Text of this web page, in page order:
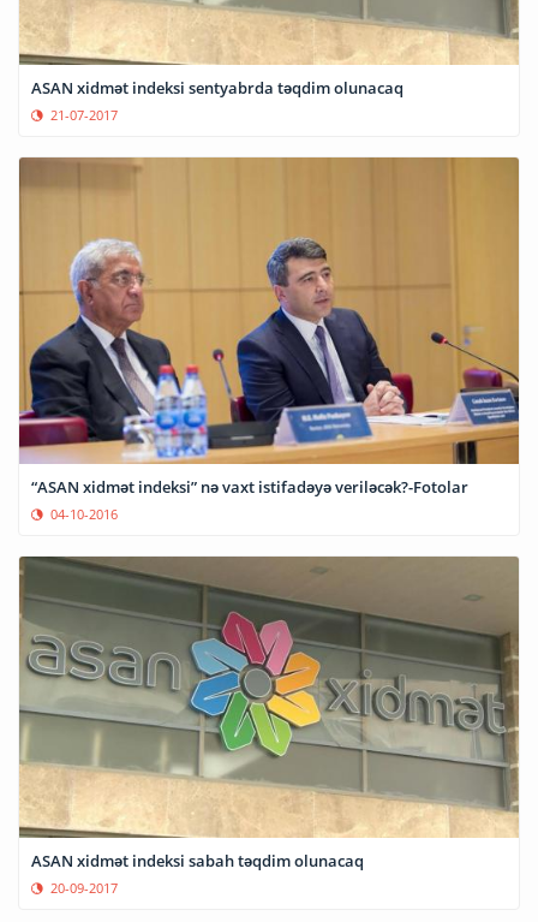
ASAN xidmət indeksi sentyabrda təqdim olunacaq
21-07-2017
“ASAN xidmət indeksi” nə vaxt istifadəyə veriləcək?-Fotolar
04-10-2016
ASAN xidmət indeksi sabah təqdim olunacaq
20-09-2017